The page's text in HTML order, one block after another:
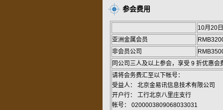
参会费用
10月20
亚洲金属会员
非会员公司
同公司三人及以上参会，享受 9 折优惠会
请将会务费汇至以下帐号：
受益人： 北京金易讯信息技术有限公司
开户行： 工行北京八里庄支行
帐号： 0200003809068033031